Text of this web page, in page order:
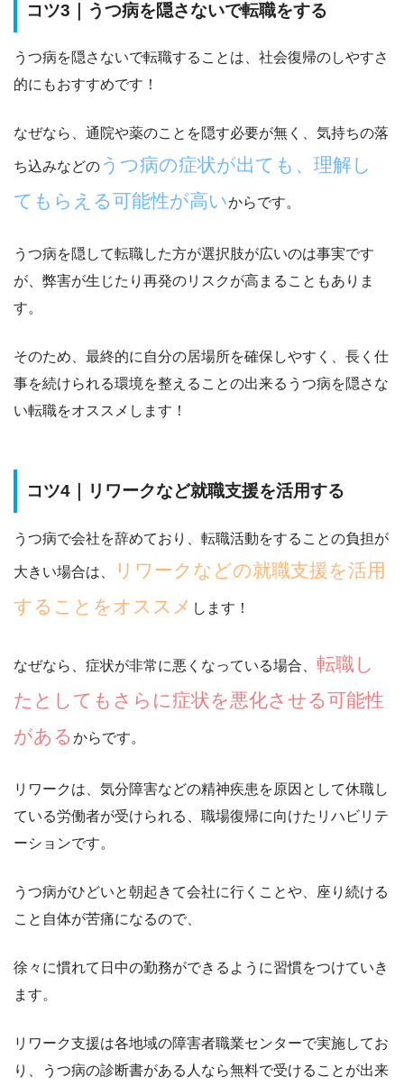
コツ3｜うつ病を隠さないで転職をする
うつ病を隠さないで転職することは、 社会復帰のしやすさ
的にもおすすめです！
なぜなら、通院や薬のことを隠す必要が無く、気持ちの落
ち込みなどの うつ病の症状が出ても、理解し
てもらえる可能性が高いからです。
うつ病を隠して転職した方が選択肢が広いのは事実です
が、 弊害が生じたり再発のリスクが高まる こともありま
す。
そのため、最終的に自分の居場所を確保しやすく、長く仕
事を続けられる環境を整えることの出来る うつ病を隠さな
い転職をオススメします！
コツ4｜リワークなど就職支援を活用する
うつ病で会社を辞めており、転職活動をすることの負担が
大きい場合は、
リワークなどの就職支援を活用
することをオススメ します！
なぜなら、症状が非常に悪くなっている場合、 転職し
たとしてもさらに症状を悪化させる可能性
があるからです。
リワークは、気分障害などの精神疾患を原因として休職し
ている労働者が受けられる、 職場復帰に向けたリハビリテ
ーションです。
うつ病がひどいと朝起きて会社に行くことや、座り続ける
こと自体が苦痛になるので、
徐々に慣れて日中の勤務ができるように習慣をつけていき
ます。
リワーク支援は各地域の障害者職業センターで実施してお
り、うつ病の診断書がある人なら無料で受けることが出来